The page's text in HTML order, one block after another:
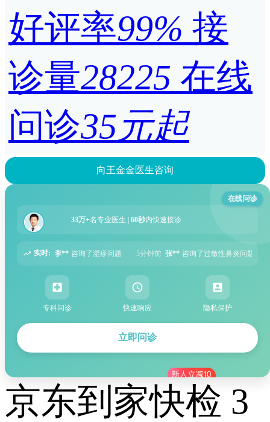
好评率99% 接
诊量28225 在线
问诊35元起
向王金金医生咨询
在线问诊
33万+名专业医生 | 60秒内快速接诊
实时:
5分钟前 张** 咨询了过敏性鼻炎问题 6分钟前 周** 咨询了胃痛问题
专科问诊 快速响应 隐私保护
立即问诊
京东到家快检 3